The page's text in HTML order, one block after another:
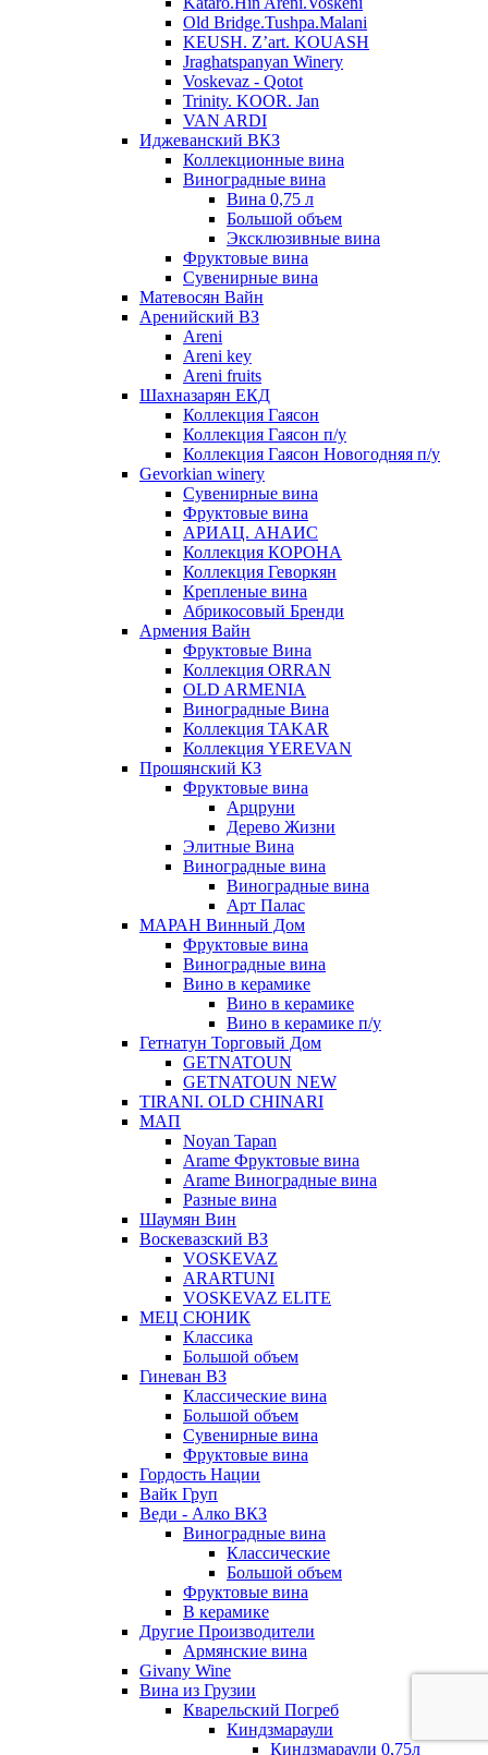
Old Bridge.Tushpa.Malani
KEUSH. Z’art. KOUASH
Jraghatspanyan Winery
Voskevaz - Qotot
Trinity. KOOR. Jan
VAN ARDI
Иджеванский ВКЗ
Коллекционные вина
Виноградные вина
Вина 0,75 л
Большой объем
Эксклюзивные вина
Фруктовые вина
Cувенирные вина
Матевосян Вайн
Аренийский ВЗ
Areni
Areni key
Areni fruits
Шахназарян ЕКД
Коллекция Гаясон
Коллекция Гаясон п/у
Коллекция Гаясон Новогодняя п/у
Gevorkian winery
Сувенирные вина
Фруктовые вина
АРИАЦ. АНАИС
Коллекция КОРОНА
Коллекция Геворкян
Крепленые вина
Абрикосовый Бренди
Армения Вайн
Фруктовые Вина
Коллекция ORRAN
OLD ARMENIA
Виноградные Вина
Коллекция TAKAR
Коллекция YEREVAN
Прошянский КЗ
Фруктовые вина
Арцруни
Дерево Жизни
Элитные Вина
Виноградные вина
Виноградные вина
Арт Палас
МАРАН Винный Дом
Фруктовые вина
Виноградные вина
Вино в керамике
Вино в керамике
Вино в керамике п/у
Гетнатун Торговый Дом
GETNATOUN
GETNATOUN NEW
TIRANI. OLD CHINARI
МАП
Noyan Tapan
Arame Фруктовые вина
Arame Виноградные вина
Разные вина
Шаумян Вин
Воскевазский ВЗ
VOSKEVAZ
ARARTUNI
VOSKEVAZ ELITE
МЕЦ СЮНИК
Классика
Большой объем
Гиневан ВЗ
Классические вина
Большой объем
Сувенирные вина
Фруктовые вина
Гордость Нации
Вайк Груп
Веди - Алко ВКЗ
Виноградные вина
Классические
Большой объем
Фруктовые вина
В керамике
Другие Производители
Армянские вина
Givany Wine
Вина из Грузии
Кварельский Погреб
Киндзмараули
Киндзмараули 0,75л